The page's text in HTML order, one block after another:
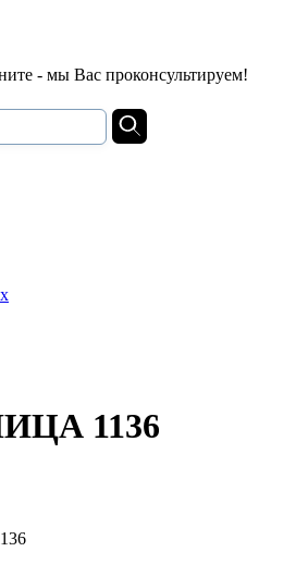
- мы Вас проконсультируем!
1136